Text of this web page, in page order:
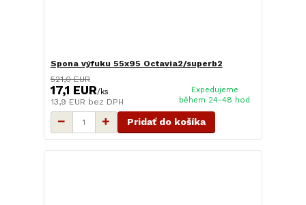
Spona výfuku 55x95 Octavia2/superb2
521,0 EUR
17,1 EUR/ks
13,9 EUR bez DPH
Expedujeme
během 24-48 hod
Pridať do košíka